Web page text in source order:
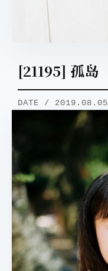
[21195] 孤岛
DATE / 2019.08.05